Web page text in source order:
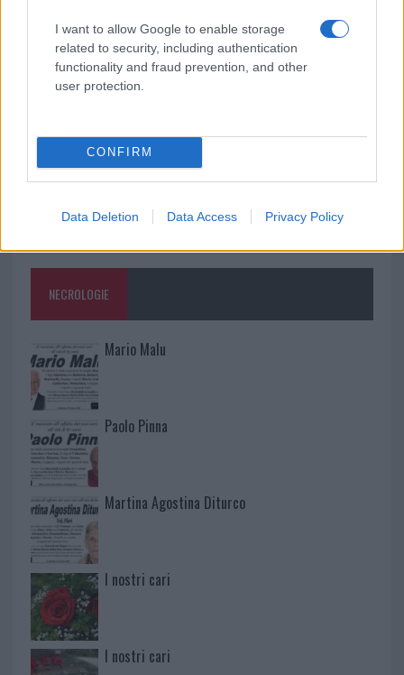
I want to allow Google to enable storage
related to security, including authentication
functionality and fraud prevention, and other
user protection.
CONFIRM
Data Deletion Data Access Privacy Policy
Raid nelle campagne di Berchidda, rischio per
la rete elettrica
NECROLOGIE
Mario Malu
Paolo Pinna
Martina Agostina Diturco
I nostri cari
I nostri cari